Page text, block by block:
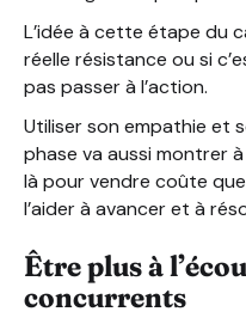
L’idée à cette étape du
réelle résistance ou si
pas passer à l’action.
Utiliser son empathie et
phase va aussi montrer
là pour vendre coûte
l’aider à avancer et à
Être plus à
concurrents